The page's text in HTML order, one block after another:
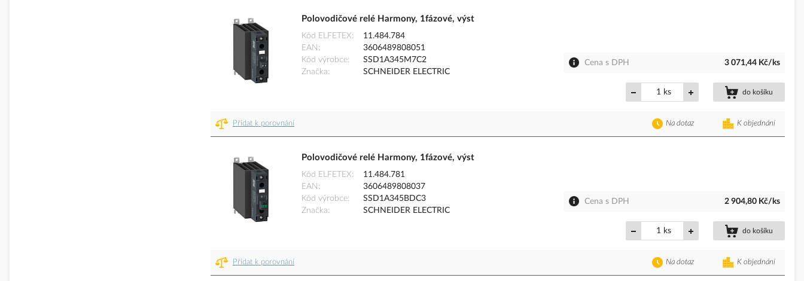
Polovodičové relé Harmony, 1fázové, výst
Kód ELFETEX
11.484.784
EAN
3606489808051
Kód výrobce
SSD1A345M7C2
Značka
SCHNEIDER ELECTRIC
Cena s DPH 3 071,44 Kč/ks
ks do košíku
Přidat k porovnání K objednání
Na dotaz
Polovodičové relé Harmony, 1fázové, výst
Kód ELFETEX
11.484.781
EAN
3606489808037
Kód výrobce
SSD1A345BDC3
Značka
SCHNEIDER ELECTRIC
Cena s DPH 2 904,80 Kč/ks
ks do košíku
Přidat k porovnání K objednání
Na dotaz